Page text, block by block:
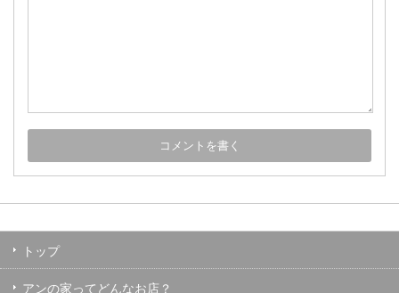
トップ
アンの家ってどんなお店？